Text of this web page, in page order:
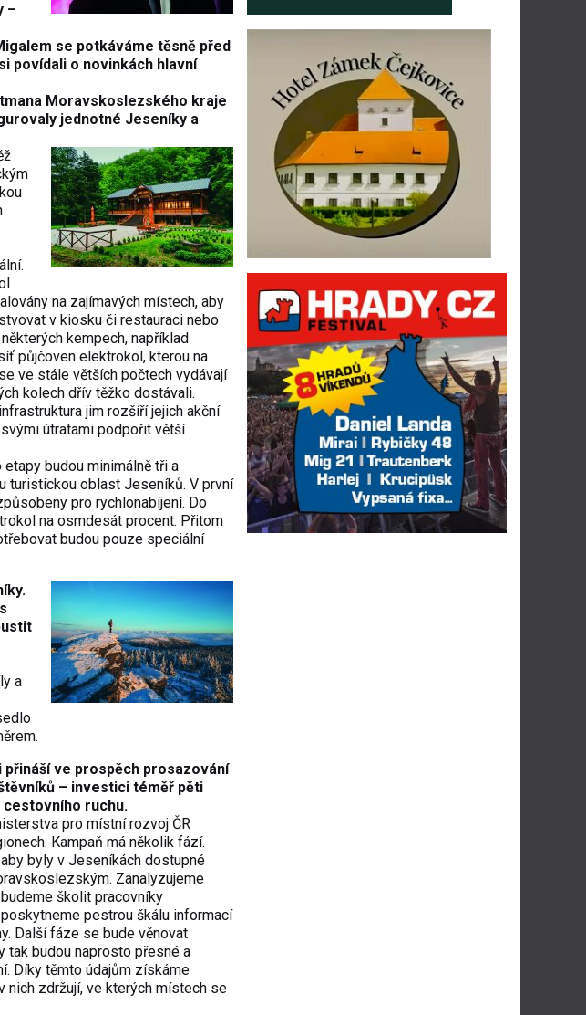
–
se potkáváme těsně před
povídali o novinkách hlavní
Moravskoslezského kraje
jednotné Jeseníky a
na zajímavých místech, aby
v kiosku či restauraci nebo
kempech, například
půjčoven elektrokol, kterou na
ve stále větších počtech vydávají
kolech dřív těžko dostávali.
jim rozšíří jejich akční
útratami podpořit větší
budou minimálně tři a
turistickou oblast Jeseníků. V první
pro rychlonabíjení. Do
na osmdesát procent. Přitom
budou pouze speciální
a
přináší ve prospěch prosazování
– investici téměř pěti
ruchu.
pro místní rozvoj ČR
Kampaň má několik fází.
byly v Jeseníkách dostupné
Zanalyzujeme
školit pracovníky
pestrou škálu informací
Další fáze se bude věnovat
tak budou naprosto přesné a
Díky těmto údajům získáme
nich zdržují, ve kterých místech se